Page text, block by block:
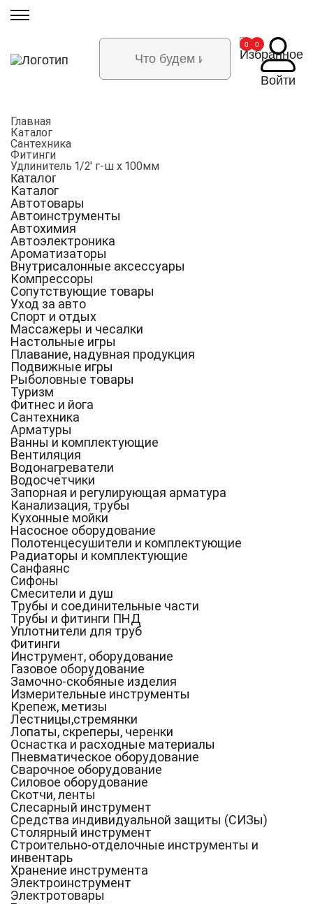
0 0
Войти
Главная
Каталог
Сантехника
Фитинги
Удлинитель 1/2' г-ш х 100мм
Каталог
Каталог
Автотовары
Автоинструменты
Автохимия
Автоэлектроника
Ароматизаторы
Внутрисалонные аксессуары
Компрессоры
Сопутствующие товары
Уход за авто
Спорт и отдых
Массажеры и чесалки
Настольные игры
Плавание, надувная продукция
Подвижные игры
Рыболовные товары
Туризм
Фитнес и йога
Сантехника
Арматуры
Ванны и комплектующие
Вентиляция
Водонагреватели
Водосчетчики
Запорная и регулирующая арматура
Канализация, трубы
Кухонные мойки
Насосное оборудование
Полотенцесушители и комплектующие
Радиаторы и комплектующие
Санфаянс
Сифоны
Смесители и душ
Трубы и соединительные части
Трубы и фитинги ПНД
Уплотнители для труб
Фитинги
Инструмент, оборудование
Газовое оборудование
Замочно-скобяные изделия
Измерительные инструменты
Крепеж, метизы
Лестницы,стремянки
Лопаты, скреперы, черенки
Оснастка и расходные материалы
Пневматическое оборудование
Сварочное оборудование
Силовое оборудование
Скотчи, ленты
Слесарный инструмент
Средства индивидуальной защиты (СИЗы)
Столярный инструмент
Строительно-отделочные инструменты и
инвентарь
Хранение инструмента
Электроинструмент
Электротовары